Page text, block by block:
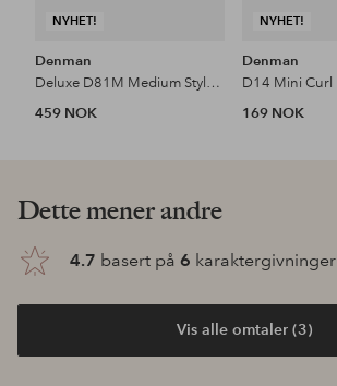
NYHET!
Denman
Deluxe D81M Medium Style & Shine Brush Blue Belle
459 NOK
NYHET!
Denman
169 NOK
Dette mener andre
4.7 basert på 6 karaktergivninger
Vis alle omtaler (3)